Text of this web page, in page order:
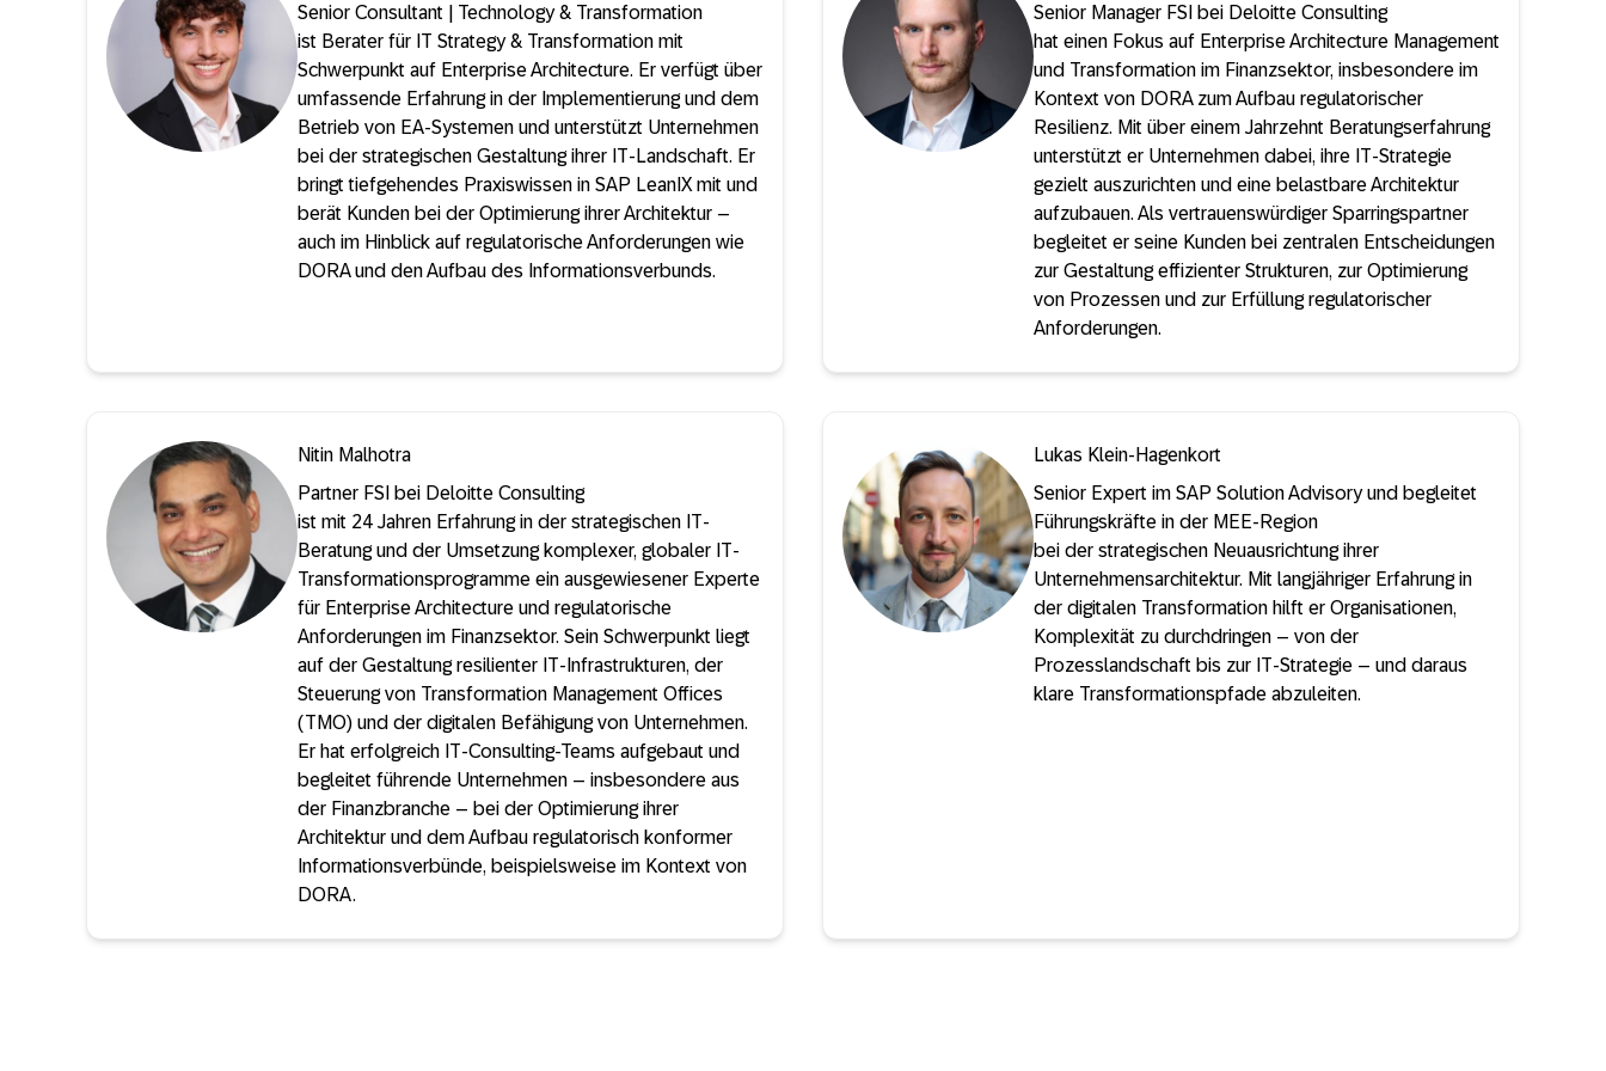
Senior Consultant | Technology & Transformation
ist Berater für IT Strategy & Transformation mit
Schwerpunkt auf Enterprise Architecture. Er verfügt über
umfassende Erfahrung in der Implementierung und dem
Betrieb von EA-Systemen und unterstützt Unternehmen
bei der strategischen Gestaltung ihrer IT-Landschaft. Er
bringt tiefgehendes Praxiswissen in SAP LeanIX mit und
berät Kunden bei der Optimierung ihrer Architektur –
auch im Hinblick auf regulatorische Anforderungen wie
DORA und den Aufbau des Informationsverbunds.
Senior Manager FSI bei Deloitte Consulting
hat einen Fokus auf Enterprise Architecture Management
und Transformation im Finanzsektor, insbesondere im
Kontext von DORA zum Aufbau regulatorischer
Resilienz. Mit über einem Jahrzehnt Beratungserfahrung
unterstützt er Unternehmen dabei, ihre IT-Strategie
gezielt auszurichten und eine belastbare Architektur
aufzubauen. Als vertrauenswürdiger Sparringspartner
begleitet er seine Kunden bei zentralen Entscheidungen
zur Gestaltung effizienter Strukturen, zur Optimierung
von Prozessen und zur Erfüllung regulatorischer
Anforderungen.
Nitin Malhotra
Partner FSI bei Deloitte Consulting
ist mit 24 Jahren Erfahrung in der strategischen IT-
Beratung und der Umsetzung komplexer, globaler IT-
Transformationsprogramme ein ausgewiesener Experte
für Enterprise Architecture und regulatorische
Anforderungen im Finanzsektor. Sein Schwerpunkt liegt
auf der Gestaltung resilienter IT-Infrastrukturen, der
Steuerung von Transformation Management Offices
(TMO) und der digitalen Befähigung von Unternehmen.
Er hat erfolgreich IT-Consulting-Teams aufgebaut und
begleitet führende Unternehmen – insbesondere aus
der Finanzbranche – bei der Optimierung ihrer
Architektur und dem Aufbau regulatorisch konformer
Informationsverbünde, beispielsweise im Kontext von
DORA.
Lukas Klein-Hagenkort
Senior Expert im SAP Solution Advisory und begleitet
Führungskräfte in der MEE-Region
bei der strategischen Neuausrichtung ihrer
Unternehmensarchitektur. Mit langjähriger Erfahrung in
der digitalen Transformation hilft er Organisationen,
Komplexität zu durchdringen – von der
Prozesslandschaft bis zur IT-Strategie – und daraus
klare Transformationspfade abzuleiten.